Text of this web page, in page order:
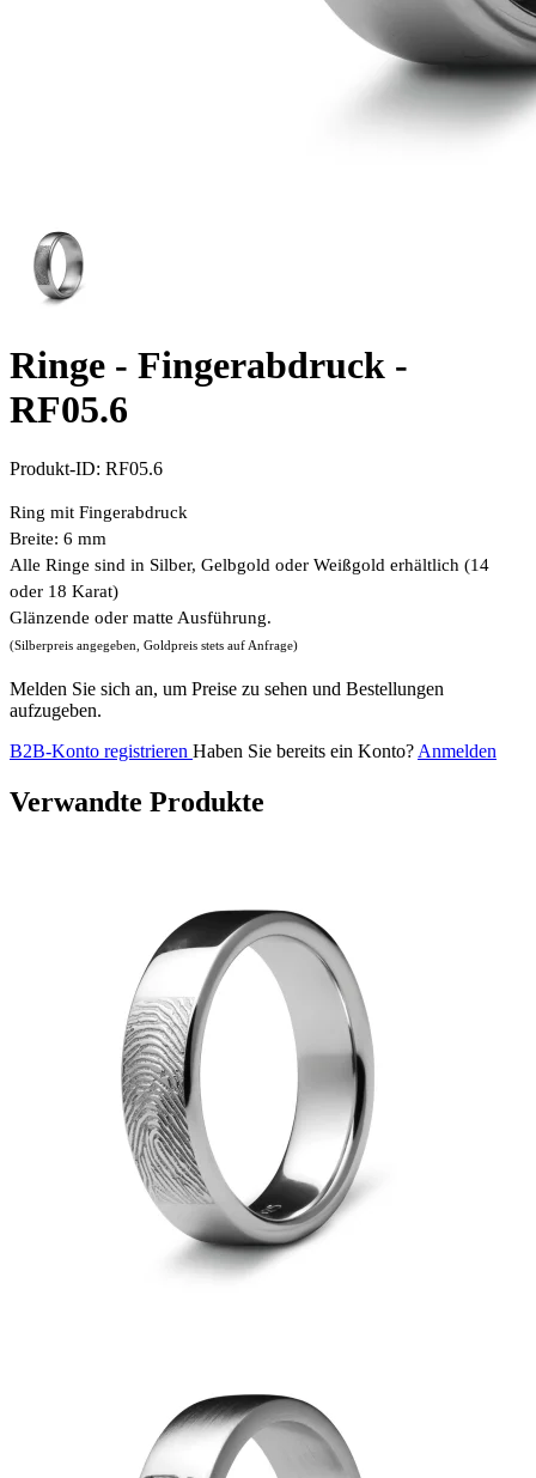
Ringe - Fingerabdruck -
RF05.6
Produkt-ID: RF05.6
Ring mit Fingerabdruck
Breite: 6 mm
Alle Ringe sind in Silber, Gelbgold oder Weißgold erhältlich (14
oder 18 Karat)
Glänzende oder matte Ausführung.
(Silberpreis angegeben, Goldpreis stets auf Anfrage)
Melden Sie sich an, um Preise zu sehen und Bestellungen
aufzugeben.
B2B-Konto registrieren Haben Sie bereits ein Konto? Anmelden
Verwandte Produkte